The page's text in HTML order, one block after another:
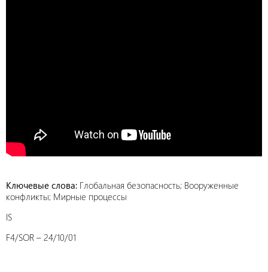
Ключевые слова: Глобальная безопасность; Вооруженные
конфликты; Мирные процессы
IS
F4/SOR – 24/10/01